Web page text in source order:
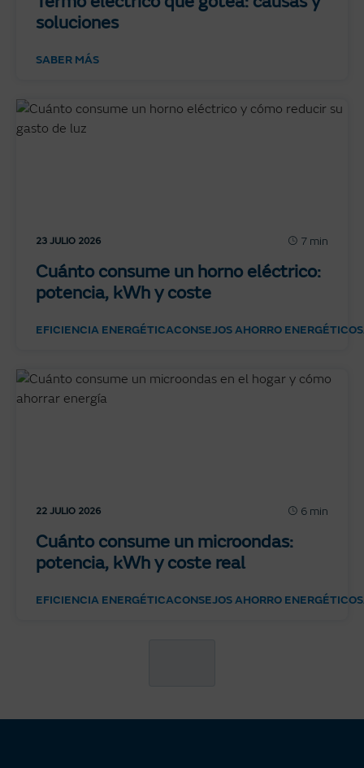
soluciones
SABER MÁS
23 JULIO 2026 7 min
Cuánto consume un horno eléctrico:
potencia, kWh y coste
EFICIENCIA ENERGÉTICACONSEJOS AHORRO ENERGÉTICO
22 JULIO 2026 6 min
Cuánto consume un microondas:
potencia, kWh y coste real
EFICIENCIA ENERGÉTICACONSEJOS AHORRO ENERGÉTICO